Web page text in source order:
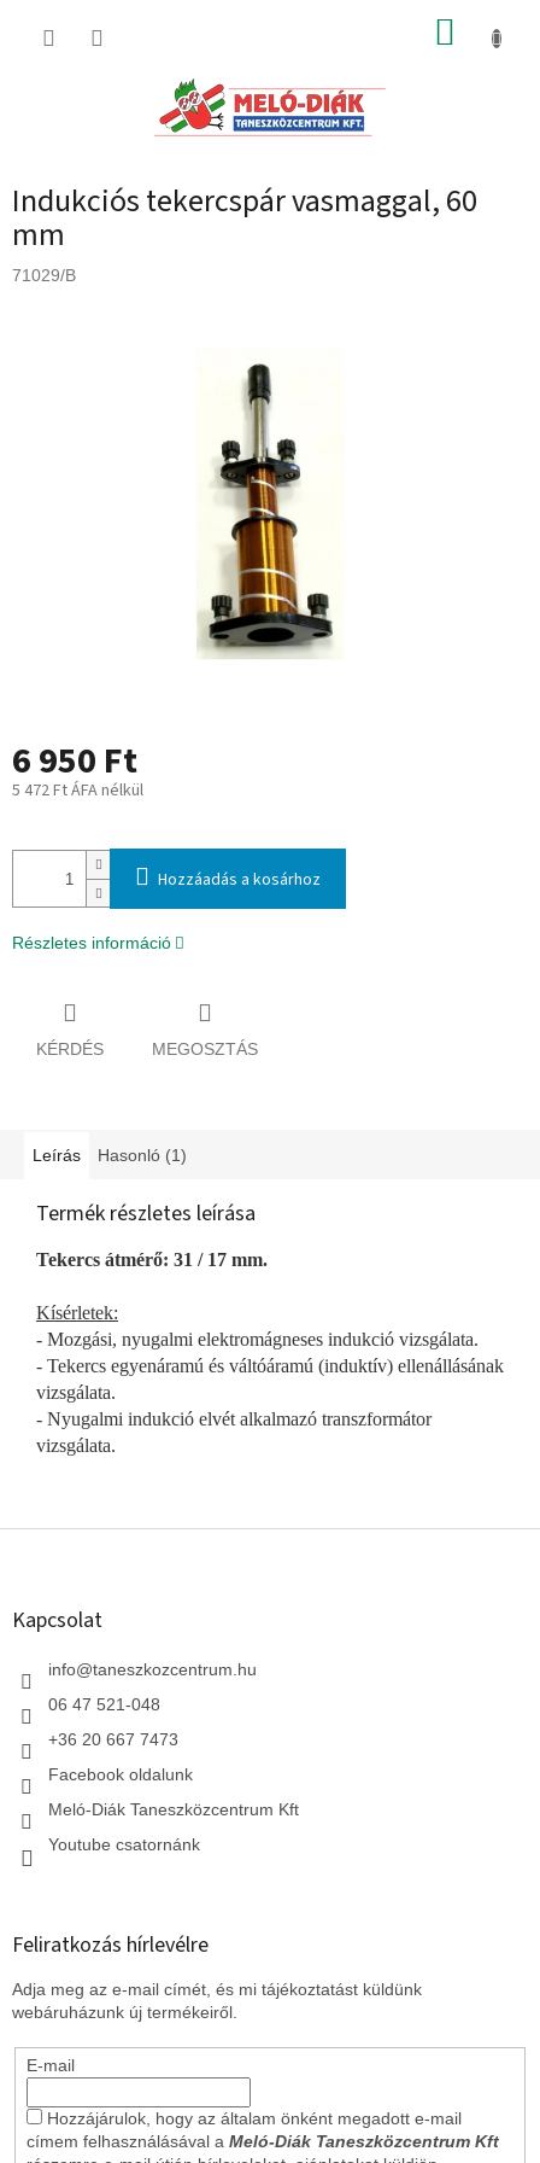
KOSÁR
Indukciós tekercspár vasmaggal, 60
mm
71029/B
6 950 Ft
5 472 Ft ÁFA nélkül
Hozzáadás a kosárhoz
Részletes információ
KÉRDÉS MEGOSZTÁS
Leírás Hasonló (1)
Termék részletes leírása
Tekercs átmérő: 31 / 17 mm.
Kísérletek:
- Mozgási, nyugalmi elektromágneses indukció vizsgálata.
- Tekercs egyenáramú és váltóáramú (induktív) ellenállásának
vizsgálata.
- Nyugalmi indukció elvét alkalmazó transzformátor
vizsgálata.
L
Kapcsolat
info@taneszkozcentrum.hu
06 47 521-048
+36 20 667 7473
Facebook oldalunk
Meló-Diák Taneszközcentrum Kft
Youtube csatornánk
Feliratkozás hírlevélre
Adja meg az e-mail címét, és mi tájékoztatást küldünk
webáruházunk új termékeiről.
E-mail
Hozzájárulok, hogy az általam önként megadott e-mail
címem felhasználásával a Meló-Diák Taneszközcentrum Kft